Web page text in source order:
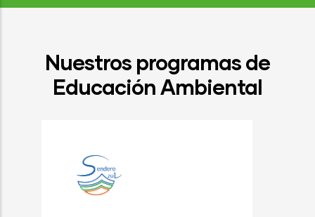
Nuestros programas de
Educación Ambiental